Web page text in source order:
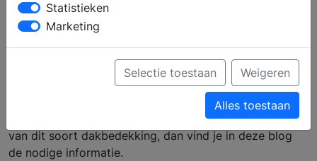
Wat moet ik weten over
EPDM dakbedekking?
Misschien heb je er nog nooit wat over gehoord, maar
er bestaat EPDM dakbedekking. Wil je gebruik maken
van dit soort dakbedekking, dan vind je in deze blog
de nodige informatie.
Statistieken
Marketing
Selectie toestaan Weigeren
Alles toestaan